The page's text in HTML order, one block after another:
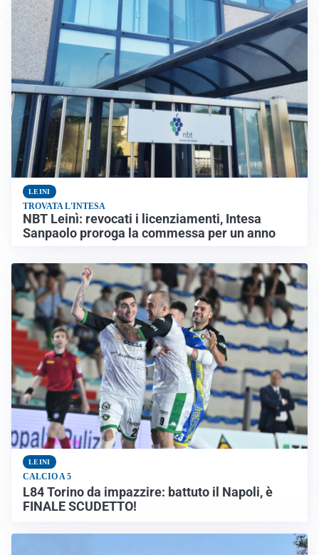
LEINI
TROVATA L'INTESA
NBT Leinì: revocati i licenziamenti, Intesa
Sanpaolo proroga la commessa per un anno
LEINI
CALCIO A 5
L84 Torino da impazzire: battuto il Napoli, è
FINALE SCUDETTO!